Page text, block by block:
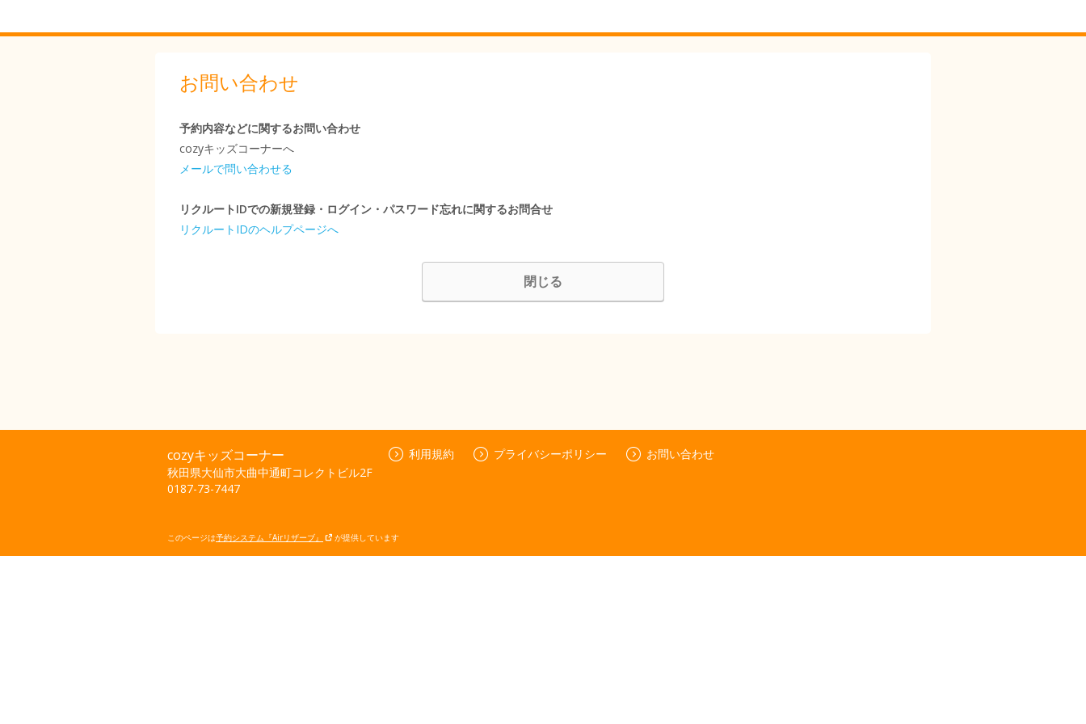
お問い合わせ
予約内容などに関するお問い合わせ
cozyキッズコーナーへ
メールで問い合わせる
リクルートIDでの新規登録・ログイン・パスワード忘れに関するお問合せ
リクルートIDのヘルプページへ
閉じる
cozyキッズコーナー
秋田県大仙市大曲中通町コレクトビル2F
0187-73-7447
利用規約 プライバシーポリシー お問い合わせ
このページは予約システム『Airリザーブ』 が提供しています